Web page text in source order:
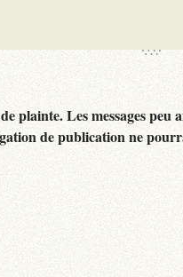
plainte. Les messages
de publication ne